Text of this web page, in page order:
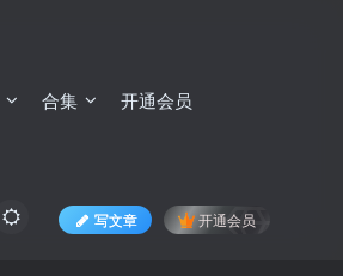
合集 开通会员
写文章 开通会员